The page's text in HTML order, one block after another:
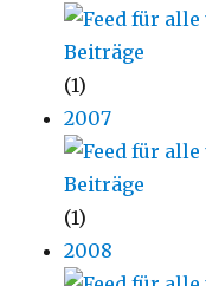
(1)
2007
(1)
2008